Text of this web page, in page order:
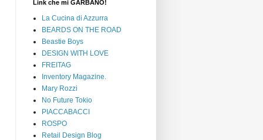
Link che mi GARBANO!
La Cucina di Azzurra
BEARDS ON THE ROAD
Beastie Boys
DESIGN WITH LOVE
FREITAG
Inventory Magazine.
Mary Rozzi
No Future Tokio
PIACCABACCI
ROSPO
Retail Design Blog